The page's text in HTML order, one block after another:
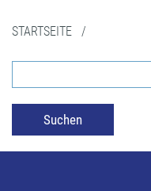
STARTSEITE /